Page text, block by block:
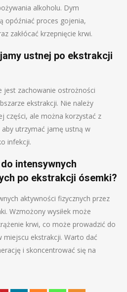
alkoholu. Dym
opóźniać proces gojenia,
zakłócać krzepnięcie krwi.
ustnej po ekstrakcji
jest zachowanie ostrożności
ekstrakcji. Nie należy
części, ale można korzystać z
aby utrzymać jamę ustną w
infekcji.
intensywnych
po ekstrakcji ósemki?
aktywności fizycznych przez
Wzmożony wysiłek może
krwi, co może prowadzić do
ekstrakcji. Warto dać
i skoncentrować się na